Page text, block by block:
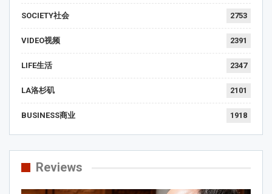
SOCIETY社会 2753
VIDEO视频 2391
LIFE生活 2347
LA洛杉矶 2101
BUSINESS商业 1918
Reviews